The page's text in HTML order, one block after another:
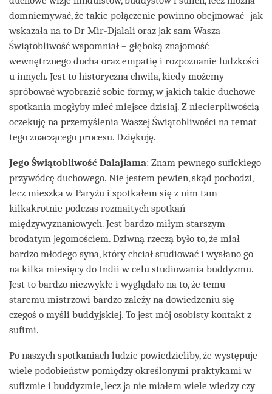
domniemywać, że takie połączenie powinno obejmować -jak
wskazała na to Dr Mir-Djalali oraz jak sam Wasza
Świątobliwość wspomniał – głęboką znajomość
wewnętrznego ducha oraz empatię i rozpoznanie ludzkości
u innych. Jest to historyczna chwila, kiedy możemy
spróbować wyobrazić sobie formy, w jakich takie duchowe
spotkania mogłyby mieć miejsce dzisiaj. Z niecierpliwością
oczekuję na przemyślenia Waszej Świątobliwości na temat
tego znaczącego procesu. Dziękuję.
Jego Świątobliwość Dalajlama: Znam pewnego sufickiego
przywódcę duchowego. Nie jestem pewien, skąd pochodzi,
lecz mieszka w Paryżu i spotkałem się z nim tam
kilkakrotnie podczas rozmaitych spotkań
międzywyznaniowych. Jest bardzo miłym starszym
brodatym jegomościem. Dziwną rzeczą było to, że miał
bardzo młodego syna, który chciał studiować i wysłano go
na kilka miesięcy do Indii w celu studiowania buddyzmu.
Jest to bardzo niezwykłe i wyglądało na to, że temu
staremu mistrzowi bardzo zależy na dowiedzeniu się
czegoś o myśli buddyjskiej. To jest mój osobisty kontakt z
sufimi.
Po naszych spotkaniach ludzie powiedzieliby, że występuje
wiele podobieństw pomiędzy określonymi praktykami w
sufizmie i buddyzmie, lecz ja nie miałem wiele wiedzy czy